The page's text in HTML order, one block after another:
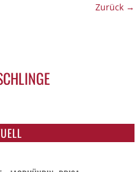
Zurück →